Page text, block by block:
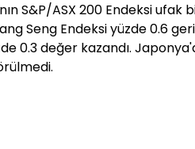
S&P/ASX 200 Endeksi ufak
Seng Endeksi yüzde 0.6
0.3 değer kazandı.